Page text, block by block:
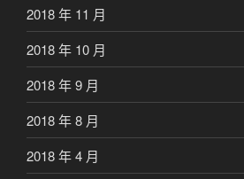
2018 年 11 月
2018 年 10 月
2018 年 9 月
2018 年 8 月
2018 年 4 月